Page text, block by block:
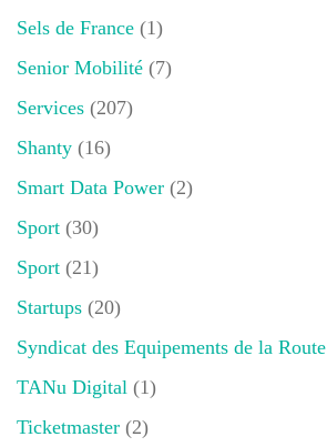
Sels de France (1)
Senior Mobilité (7)
Services (207)
Shanty (16)
Smart Data Power (2)
Sport (30)
Sport (21)
Startups (20)
Syndicat des Equipements de la Route
TANu Digital (1)
Ticketmaster (2)